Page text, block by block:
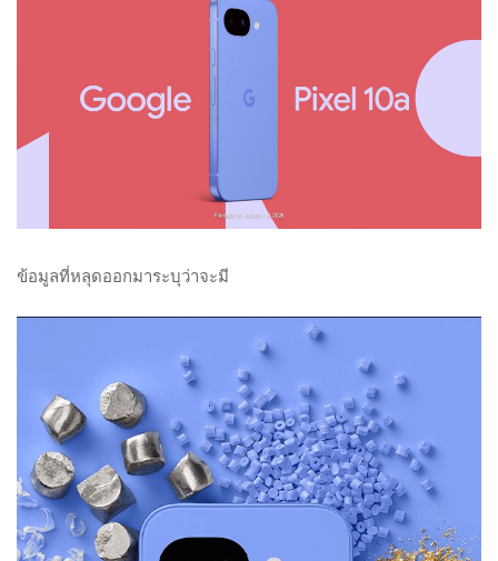
ข้อมูลที่หลุดออกมาระบุว่าจะมี